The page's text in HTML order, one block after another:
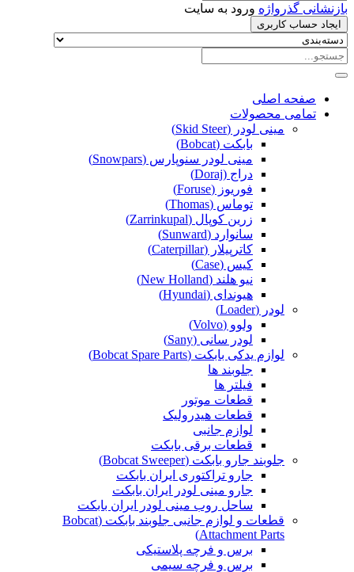
بازنشانی گذرواژه ورود به سایت
ایجاد حساب کاربری
صفحه اصلی
تمامی محصولات
مینی لودر (Skid Steer)
بابکت (Bobcat)
مینی لودر سنوپارس (Snowpars)
دراج (Doraj)
فوریوز (Foruse)
توماس (Thomas)
زرین کوپال (Zarrinkupal)
سانوارد (Sunward)
کاترپیلار (Caterpillar)
کیس (Case)
نیو هلند (New Holland)
هیوندای (Hyundai)
لودر (Loader)
ولوو (Volvo)
لودر سانی (Sany)
لوازم یدکی بابکت (Bobcat Spare Parts)
جلوبند ها
فیلتر ها
قطعات موتور
قطعات هیدرولیک
لوازم جانبی
قطعات برقی بابکت
جلوبند جارو بابکت (Bobcat Sweeper)
جارو تراکتوری ایران بابکت
جارو مینی لودر ایران بابکت
ساحل روب مینی لودر ایران بابکت
قطعات و لوازم جانبی جلوبند بابکت (Bobcat
Attachment Parts)
برس و فرچه پلاستیکی
برس و فرچه سیمی